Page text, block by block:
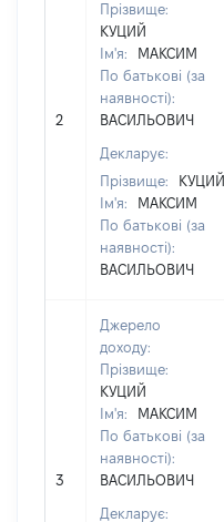
2
Прізвище:
КУЦИЙ
Ім'я:
МАКСИМ
По батькові (за
наявності):
ВАСИЛЬОВИЧ
Декларує:
Прізвище:
КУЦИЙ
Ім'я:
МАКСИМ
По батькові (за
наявності):
ВАСИЛЬОВИЧ
3
Джерело
доходу:
Прізвище:
КУЦИЙ
Ім'я:
МАКСИМ
По батькові (за
наявності):
ВАСИЛЬОВИЧ
Декларує: